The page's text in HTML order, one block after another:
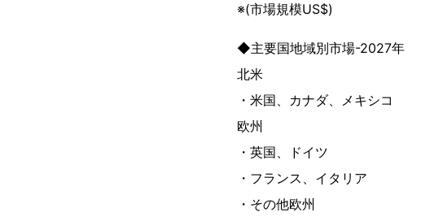
※(市場規模US$)
◆主要国地域別市場-2027年
北米
・米国、カナダ、メキシコ
欧州
・英国、ドイツ
・フランス、イタリア
・その他欧州